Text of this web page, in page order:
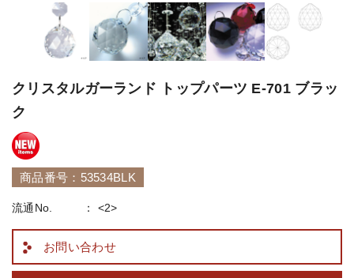
クリスタルガーランド トップパーツ E-701 ブラッ
ク
商品番号：53534BLK
流通No. <2>
お問い合わせ